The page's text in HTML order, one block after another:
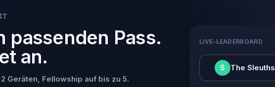
passenden Pass.
an.
Geräten, Fellowship auf bis zu 5.
LIVE-LEADERBOARD
S The Sleuths